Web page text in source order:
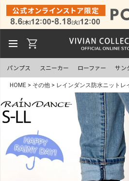
パンプス スニーカー ローファー サン
HOME その他 レインダンス防水ニットレ